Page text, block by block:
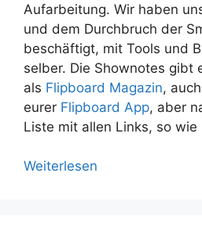
Aufarbeitung. Wir haben
und dem Durchbruch der
beschäftigt, mit Tools und
selber. Die Shownotes gibt
als Flipboard Magazin,
eurer Flipboard App, aber
Liste mit allen Links, so wie
Weiterlesen